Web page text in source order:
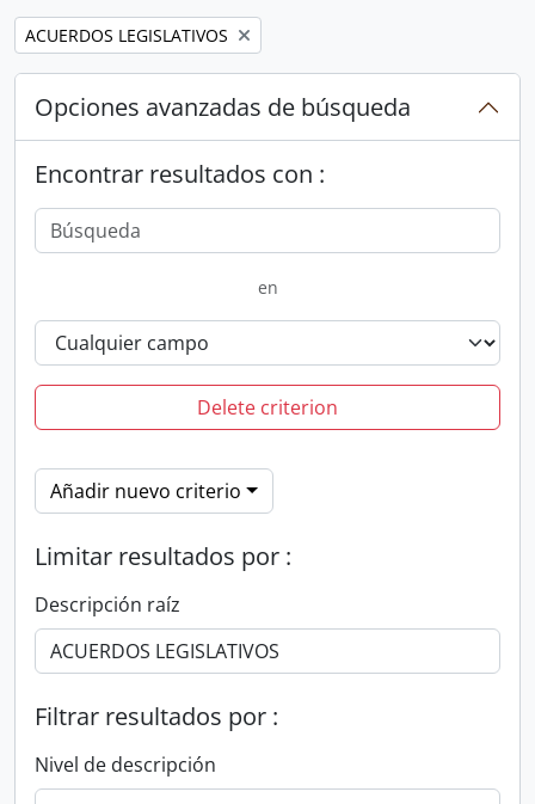
Remove filter:
ACUERDOS LEGISLATIVOS
Opciones avanzadas de búsqueda
Encontrar resultados con :
en
Delete criterion
Añadir nuevo criterio
Limitar resultados por :
Descripción raíz
Filtrar resultados por :
Nivel de descripción